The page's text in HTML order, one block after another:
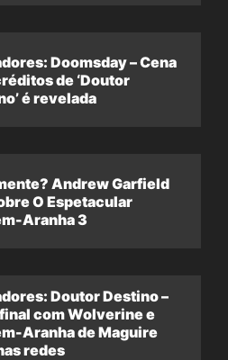
Doomsday – Cena
de ‘Doutor
é revelada
Andrew Garfield
O Espetacular
Aranha 3
Doutor Destino –
com Wolverine e
Aranha de Maguire
redes